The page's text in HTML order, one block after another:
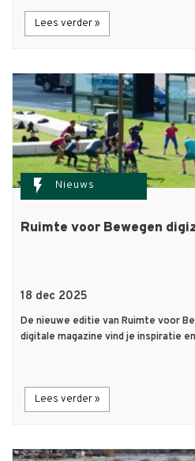
Lees verder »
flash_on Nieuws
Ruimte voor Bewegen
18 dec 2025
De nieuwe editie van Ruimte voor
digitale magazine vind je inspiratie
Lees verder »